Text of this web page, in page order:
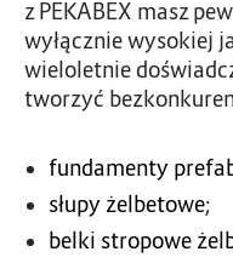
z PEKABEX masz
wyłącznie wysokiej
wieloletnie
tworzyć
fundamenty
słupy żelbetowe;
belki stropowe